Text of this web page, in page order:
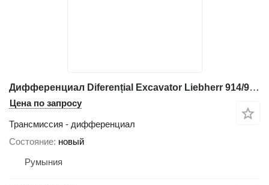
Дифференциал Diferențial Excavator Liebherr 914/924 для строительной техники Liebherr 7026624
Цена по запросу
Трансмиссия - дифференциал
Состояние новый
Румыния